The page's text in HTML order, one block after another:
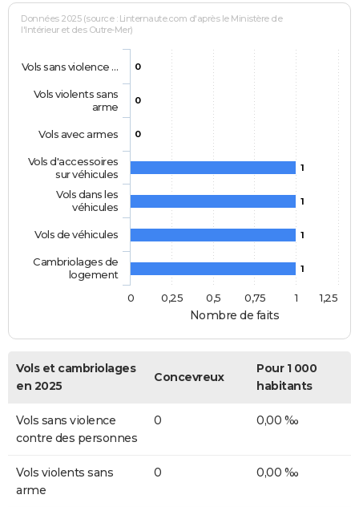
Nombre de faits
Données 2025 (source : Linternaute.com d'après le Ministère de
l'Intérieur et des Outre-Mer)
0
0
0
1
1
1
1
Vols sans violence …
Vols violents sans
arme
Vols avec armes
Vols d'accessoires
sur véhicules
Vols dans les
véhicules
Vols de véhicules
Cambriolages de
logement
0
1
0,25 0,5 0,75 1,25
Vols et cambriolages
en 2025
Concevreux
Pour 1 000
habitants
Vols sans violence
contre des personnes
0 0,00 ‰
Vols violents sans
arme
0 0,00 ‰